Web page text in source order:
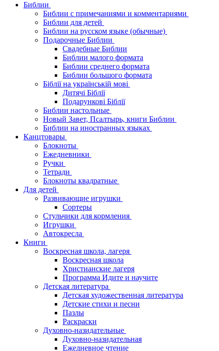
Библии
Библии с примечаниями и комментариями
Библии для детей
Библии на русском языке (обычные)
Подарочные Библии
Свадебные Библии
Библии малого формата
Библии среднего формата
Библии большого формата
Біблії на українській мові
Дитячі Біблії
Подарункові Біблії
Библии настольные
Новый Завет, Псалтырь, книги Библии
Библии на иностранных языках
Канцтовары
Блокноты
Ежедневники
Ручки
Тетради
Блокноты квадратные
Для детей
Развивающие игрушки
Сортеры
Стульчики для кормления
Игрушки
Автокресла
Книги
Воскресная школа, лагеря
Воскресная школа
Христианские лагеря
Программа Идите и научите
Детская литература
Детская художественная литература
Детские стихи и песни
Пазлы
Раскраски
Духовно-назидательные
Духовно-назидательная
Ежедневное чтение